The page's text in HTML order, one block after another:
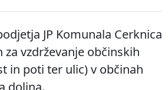
JP Komunala Cerknica
za vzdrževanje občinskih
in poti ter ulic) v občinah
dolina.